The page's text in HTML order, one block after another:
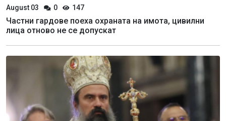
August 03 0 147
Частни гардове поеха охраната на имота, цивилни
лица отново не се допускат